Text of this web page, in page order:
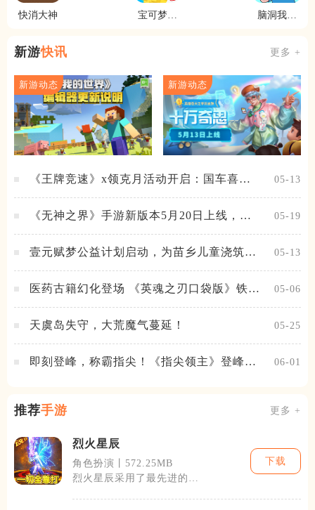
快消大神
宝可梦大
脑洞我最
新游快讯 更多 +
新游动态 新游动态
《王牌竞速》x领克月活动开启：国车喜迎
05-13
《无神之界》手游新版本5月20日上线，女
05-19
壹元赋梦公益计划启动，为苗乡儿童浇筑梦
05-13
医药古籍幻化登场 《英魂之刃口袋版》铁扇
05-06
天虞岛失守，大荒魔气蔓延！ 05-25
即刻登峰，称霸指尖！《指尖领主》登峰测
06-01
推荐手游 更多 +
烈火星辰
角色扮演丨572.25MB
烈火星辰采用了最先进的
下载